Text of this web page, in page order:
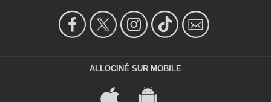
ALLOCINÉ SUR MOBILE